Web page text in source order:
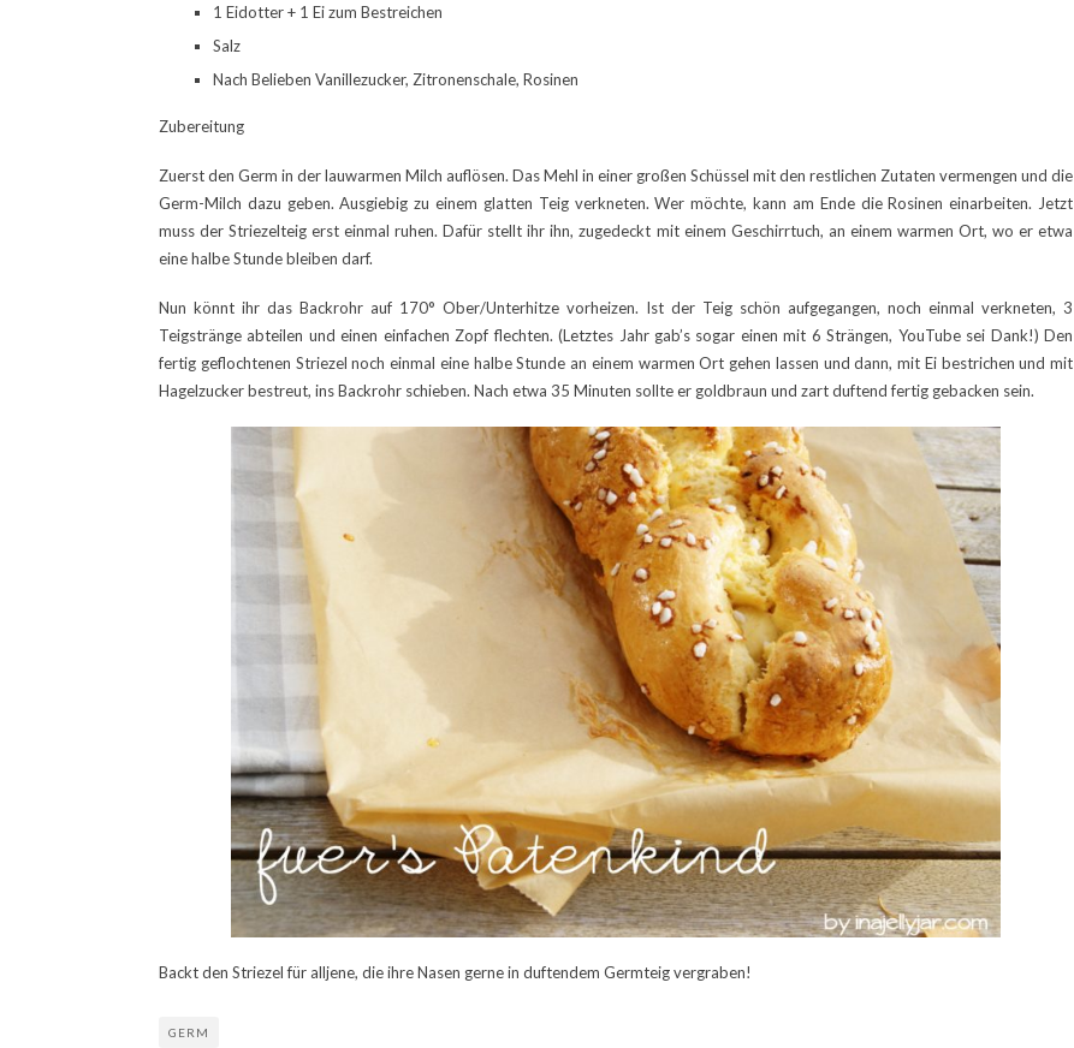
1 Eidotter + 1 Ei zum Bestreichen
Salz
Nach Belieben Vanillezucker, Zitronenschale, Rosinen
Zubereitung
Zuerst den Germ in der lauwarmen Milch auflösen. Das Mehl in einer großen Schüssel mit den restlichen Zutaten vermengen und die
Germ-Milch dazu geben. Ausgiebig zu einem glatten Teig verkneten. Wer möchte, kann am Ende die Rosinen einarbeiten. Jetzt
muss der Striezelteig erst einmal ruhen. Dafür stellt ihr ihn, zugedeckt mit einem Geschirrtuch, an einem warmen Ort, wo er etwa
eine halbe Stunde bleiben darf.
Nun könnt ihr das Backrohr auf 170° Ober/Unterhitze vorheizen. Ist der Teig schön aufgegangen, noch einmal verkneten, 3
Teigstränge abteilen und einen einfachen Zopf flechten. (Letztes Jahr gab’s sogar einen mit 6 Strängen, YouTube sei Dank!) Den
fertig geflochtenen Striezel noch einmal eine halbe Stunde an einem warmen Ort gehen lassen und dann, mit Ei bestrichen und mit
Hagelzucker bestreut, ins Backrohr schieben. Nach etwa 35 Minuten sollte er goldbraun und zart duftend fertig gebacken sein.
Backt den Striezel für alljene, die ihre Nasen gerne in duftendem Germteig vergraben!
GERM